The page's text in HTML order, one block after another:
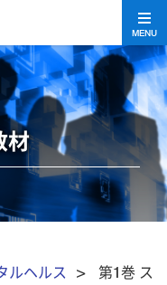
MENU
材
ルヘルス > 第1巻 ス